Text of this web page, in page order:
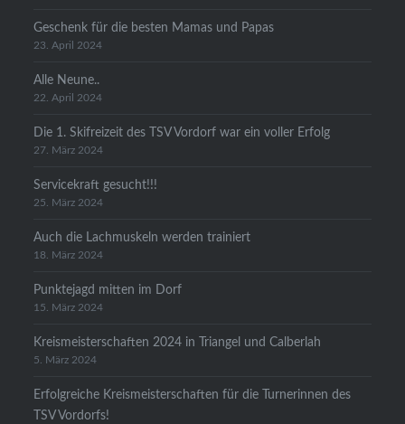
Geschenk für die besten Mamas und Papas
23. April 2024
Alle Neune..
22. April 2024
Die 1. Skifreizeit des TSV Vordorf war ein voller Erfolg
27. März 2024
Servicekraft gesucht!!!
25. März 2024
Auch die Lachmuskeln werden trainiert
18. März 2024
Punktejagd mitten im Dorf
15. März 2024
Kreismeisterschaften 2024 in Triangel und Calberlah
5. März 2024
Erfolgreiche Kreismeisterschaften für die Turnerinnen des
TSV Vordorfs!